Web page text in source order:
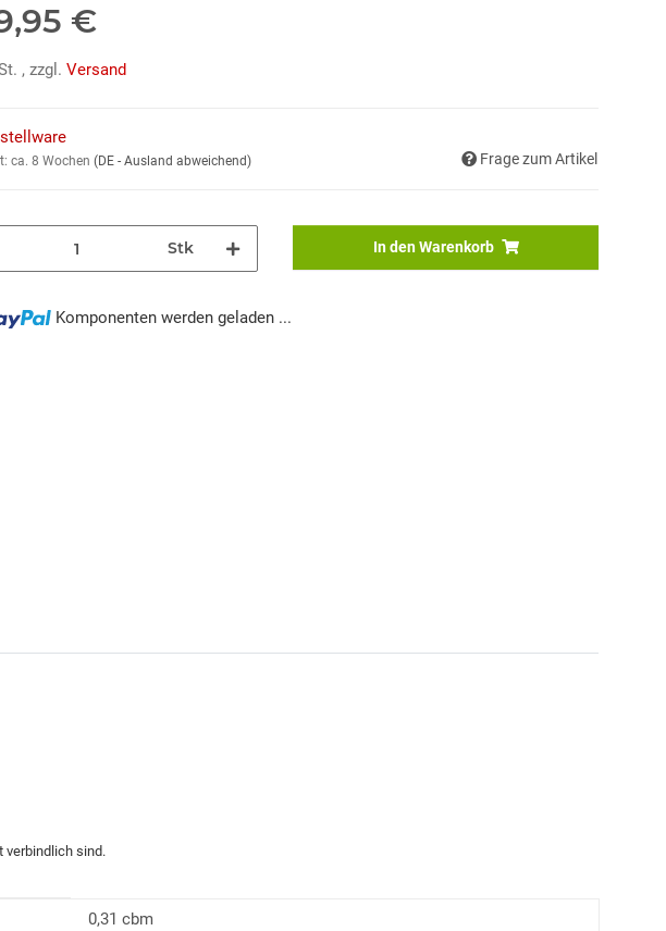
€
, zzgl. Versand
ca. 8 Wochen (DE - Ausland abweichend) Frage zum Artikel
Stk In den Warenkorb
Komponenten werden geladen ...
verbindlich sind.
0,31 cbm